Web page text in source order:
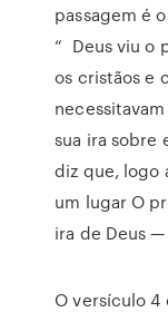
passagem é
“ Deus viu o
os cristãos e
sua ira sobre
diz que, logo
um lugar O
ira de Deus
O versículo